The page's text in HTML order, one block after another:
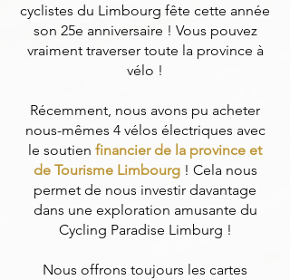
cyclistes du Limbourg fête cette année
son 25e anniversaire ! Vous pouvez
vraiment traverser toute la province à
vélo !
Récemment, nous avons pu acheter
nous-mêmes 4 vélos électriques avec
le soutien financier de la province et
de Tourisme Limbourg! Cela nous
permet de nous investir davantage
dans une exploration amusante du
Cycling Paradise Limburg !
Nous offrons toujours les cartes